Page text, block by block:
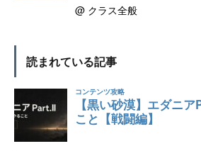
@ クラス全般
読まれている記事